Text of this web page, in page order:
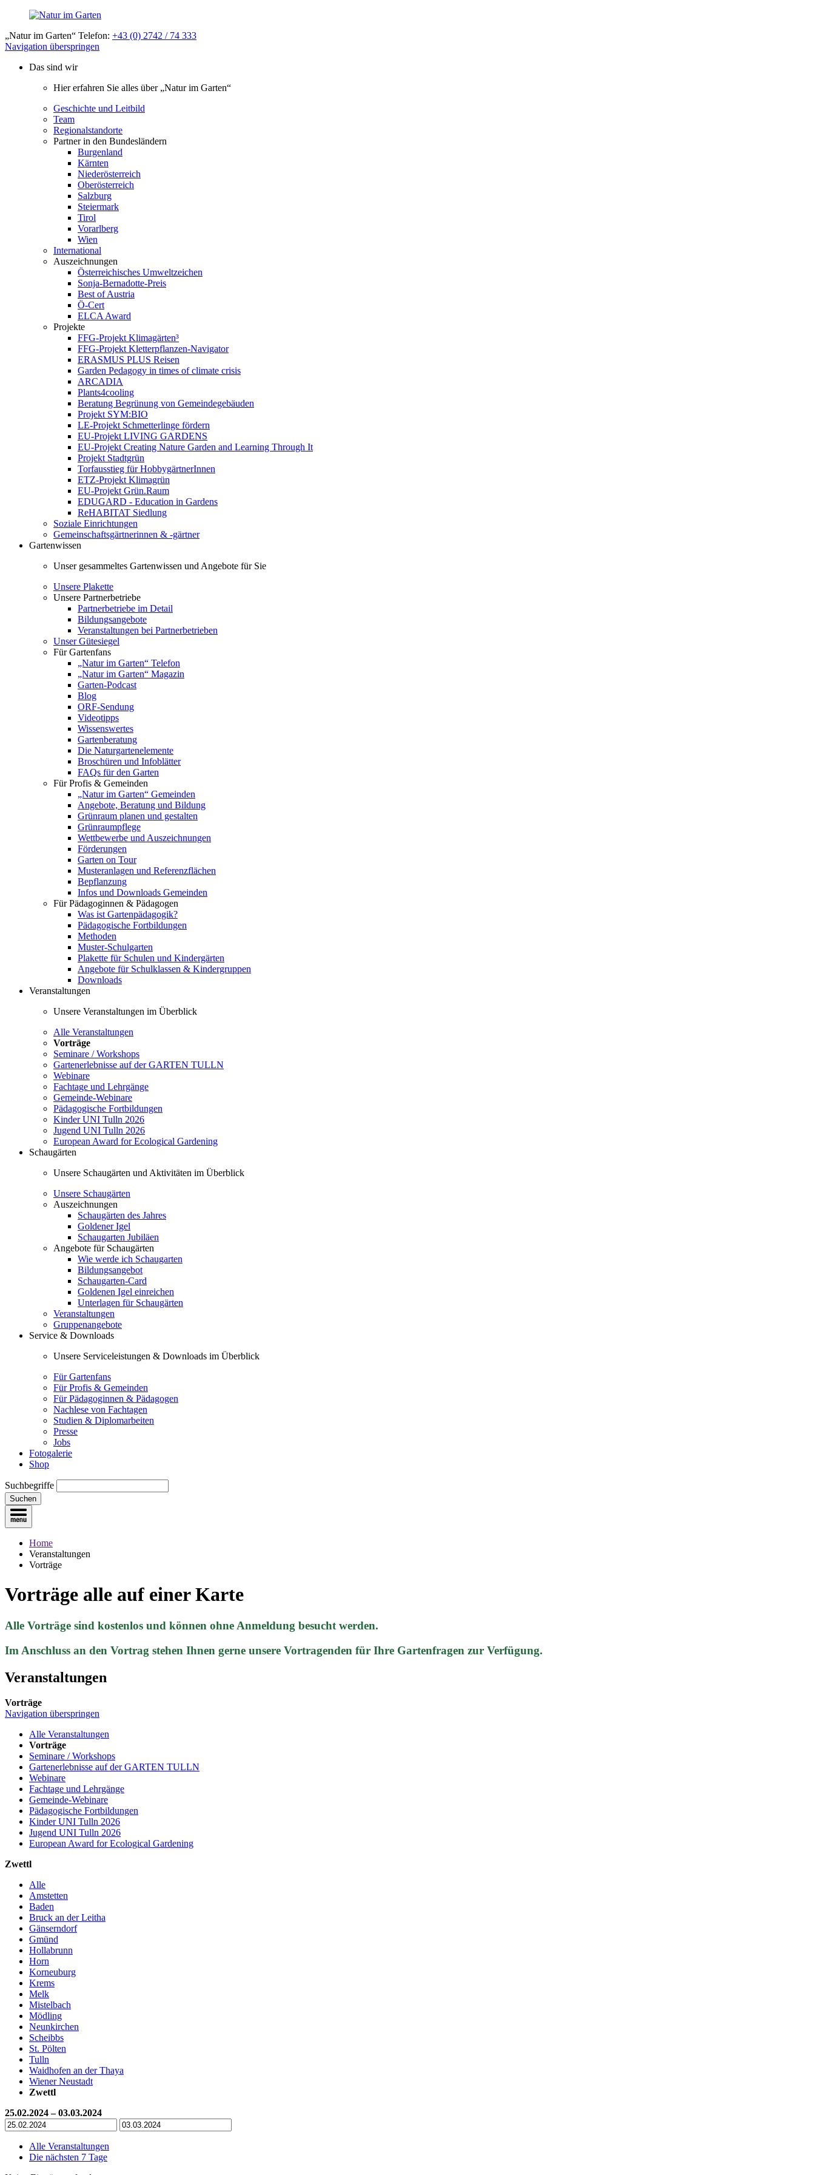
„Natur im Garten“ Telefon: +43 (0) 2742 / 74 333
Navigation überspringen
Das sind wir
Hier erfahren Sie alles über „Natur im Garten“
Geschichte und Leitbild
Team
Regionalstandorte
Partner in den Bundesländern
Burgenland
Kärnten
Niederösterreich
Oberösterreich
Salzburg
Steiermark
Tirol
Vorarlberg
Wien
International
Auszeichnungen
Österreichisches Umweltzeichen
Sonja-Bernadotte-Preis
Best of Austria
Ö-Cert
ELCA Award
Projekte
FFG-Projekt Klimagärten³
FFG-Projekt Kletterpflanzen-Navigator
ERASMUS PLUS Reisen
Garden Pedagogy in times of climate crisis
ARCADIA
Plants4cooling
Beratung Begrünung von Gemeindegebäuden
Projekt SYM:BIO
LE-Projekt Schmetterlinge fördern
EU-Projekt LIVING GARDENS
EU-Projekt Creating Nature Garden and Learning Through It
Projekt Stadtgrün
Torfausstieg für HobbygärtnerInnen
ETZ-Projekt Klimagrün
EU-Projekt Grün.Raum
EDUGARD - Education in Gardens
ReHABITAT Siedlung
Soziale Einrichtungen
Gemeinschaftsgärtnerinnen & -gärtner
Gartenwissen
Unser gesammeltes Gartenwissen und Angebote für Sie
Unsere Plakette
Unsere Partnerbetriebe
Partnerbetriebe im Detail
Bildungsangebote
Veranstaltungen bei Partnerbetrieben
Unser Gütesiegel
Für Gartenfans
„Natur im Garten“ Telefon
„Natur im Garten“ Magazin
Garten-Podcast
Blog
ORF-Sendung
Videotipps
Wissenswertes
Gartenberatung
Die Naturgartenelemente
Broschüren und Infoblätter
FAQs für den Garten
Für Profis & Gemeinden
„Natur im Garten“ Gemeinden
Angebote, Beratung und Bildung
Grünraum planen und gestalten
Grünraumpflege
Wettbewerbe und Auszeichnungen
Förderungen
Garten on Tour
Musteranlagen und Referenzflächen
Bepflanzung
Infos und Downloads Gemeinden
Für Pädagoginnen & Pädagogen
Was ist Gartenpädagogik?
Pädagogische Fortbildungen
Methoden
Muster-Schulgarten
Plakette für Schulen und Kindergärten
Angebote für Schulklassen & Kindergruppen
Downloads
Veranstaltungen
Unsere Veranstaltungen im Überblick
Alle Veranstaltungen
Vorträge
Seminare / Workshops
Gartenerlebnisse auf der GARTEN TULLN
Webinare
Fachtage und Lehrgänge
Gemeinde-Webinare
Pädagogische Fortbildungen
Kinder UNI Tulln 2026
Jugend UNI Tulln 2026
European Award for Ecological Gardening
Schaugärten
Unsere Schaugärten und Aktivitäten im Überblick
Unsere Schaugärten
Auszeichnungen
Schaugärten des Jahres
Goldener Igel
Schaugarten Jubiläen
Angebote für Schaugärten
Wie werde ich Schaugarten
Bildungsangebot
Schaugarten-Card
Goldenen Igel einreichen
Unterlagen für Schaugärten
Veranstaltungen
Gruppenangebote
Service & Downloads
Unsere Serviceleistungen & Downloads im Überblick
Für Gartenfans
Für Profis & Gemeinden
Für Pädagoginnen & Pädagogen
Nachlese von Fachtagen
Studien & Diplomarbeiten
Presse
Jobs
Fotogalerie
Shop
Suchbegriffe
Suchen
Home
Veranstaltungen
Vorträge
Vorträge alle auf einer Karte
Alle Vorträge sind kostenlos und können ohne Anmeldung besucht werden.
Im Anschluss an den Vortrag stehen Ihnen gerne unsere Vortragenden für Ihre Gartenfragen zur Verfügung.
Veranstaltungen
Vorträge
Navigation überspringen
Alle Veranstaltungen
Vorträge
Seminare / Workshops
Gartenerlebnisse auf der GARTEN TULLN
Webinare
Fachtage und Lehrgänge
Gemeinde-Webinare
Pädagogische Fortbildungen
Kinder UNI Tulln 2026
Jugend UNI Tulln 2026
European Award for Ecological Gardening
Zwettl
Alle
Amstetten
Baden
Bruck an der Leitha
Gänserndorf
Gmünd
Hollabrunn
Horn
Korneuburg
Krems
Melk
Mistelbach
Mödling
Neunkirchen
Scheibbs
St. Pölten
Tulln
Waidhofen an der Thaya
Wiener Neustadt
Zwettl
25.02.2024 – 03.03.2024
Alle Veranstaltungen
Die nächsten 7 Tage